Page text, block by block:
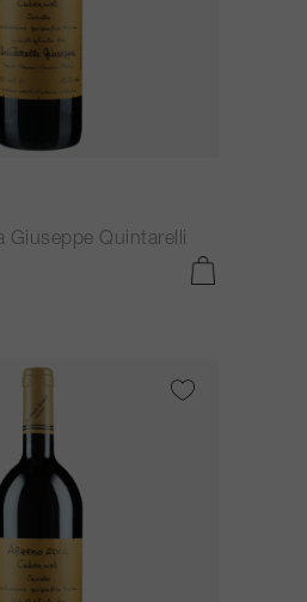
Giuseppe Quintarelli